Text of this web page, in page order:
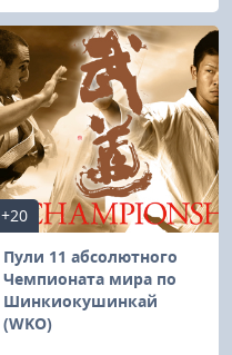
+20
Пули 11 абсолютного
Чемпионата мира по
Шинкиокушинкай
(WKO)